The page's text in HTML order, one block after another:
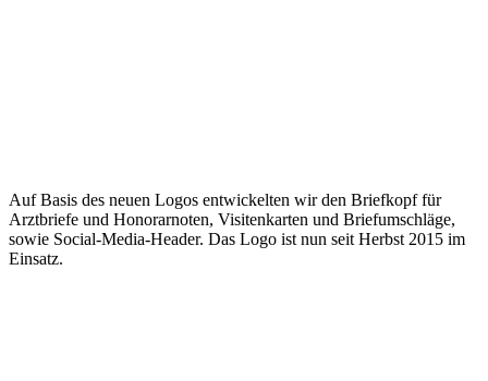
Auf Basis des neuen Logos entwickelten wir den Briefkopf für
Arztbriefe und Honorarnoten, Visitenkarten und Briefumschläge,
sowie Social-Media-Header. Das Logo ist nun seit Herbst 2015 im
Einsatz.